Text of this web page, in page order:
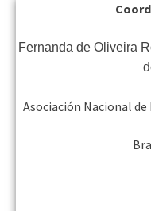
Fernanda de Oliveira
Asociación Nacional